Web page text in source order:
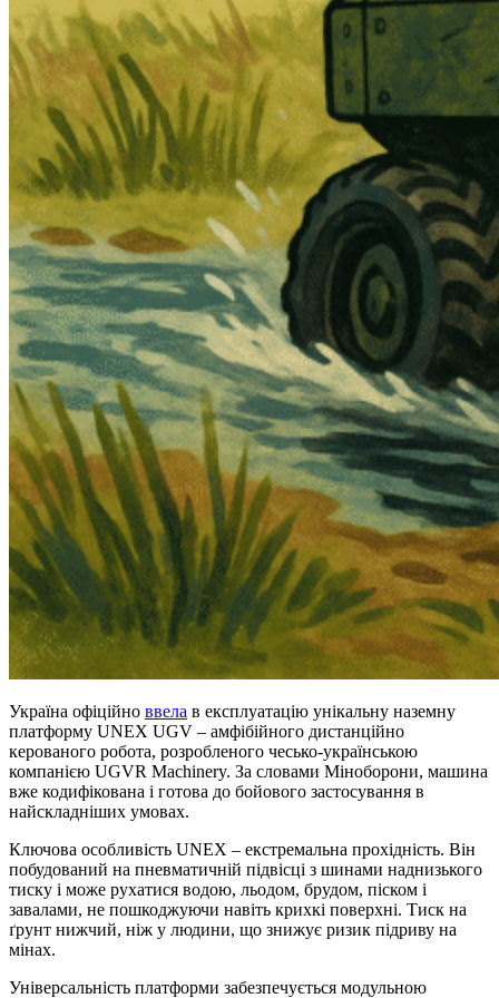
Україна офіційно ввела в експлуатацію унікальну наземну
платформу UNEX UGV – амфібійного дистанційно
керованого робота, розробленого чесько-українською
компанією UGVR Machinery. За словами Міноборони, машина
вже кодифікована і готова до бойового застосування в
найскладніших умовах.
Ключова особливість UNEX – екстремальна прохідність. Він
побудований на пневматичній підвісці з шинами наднизького
тиску і може рухатися водою, льодом, брудом, піском і
завалами, не пошкоджуючи навіть крихкі поверхні. Тиск на
ґрунт нижчий, ніж у людини, що знижує ризик підриву на
мінах.
Універсальність платформи забезпечується модульною